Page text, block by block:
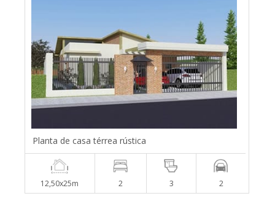
Planta de casa térrea rústica
12,50x25m 2 3 2